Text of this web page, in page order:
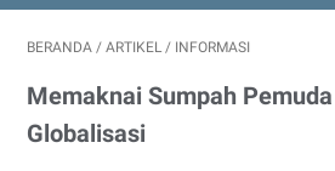
BERANDA / ARTIKEL / INFORMASI
Memaknai Sumpah
Globalisasi